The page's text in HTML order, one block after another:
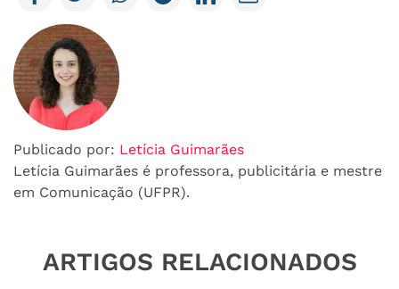
Publicado por: Letícia Guimarães
Letícia Guimarães é professora, publicitária e mestre
em Comunicação (UFPR).
ARTIGOS RELACIONADOS